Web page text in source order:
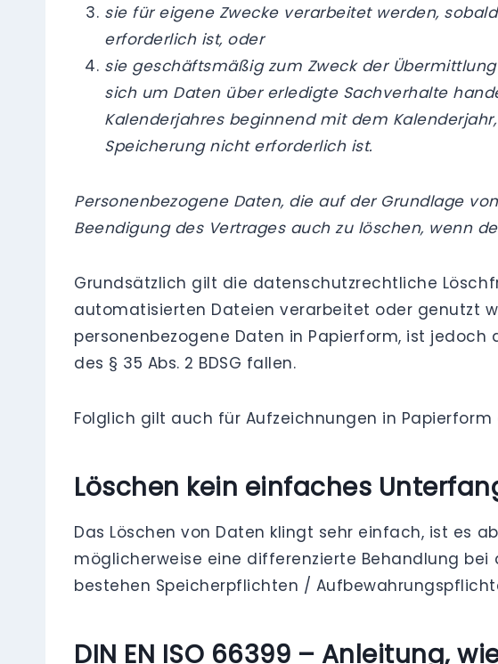
sie für eigene Zwecke verarbeitet werden,
erforderlich ist, oder
sie geschäftsmäßig zum Zweck der
sich um Daten über erledigte Sachverhalte
Kalenderjahres beginnend mit dem
Speicherung nicht erforderlich ist.
Personenbezogene Daten, die auf der Grundlage
Beendigung des Vertrages auch zu löschen, wenn
Grundsätzlich gilt die datenschutzrechtliche
automatisierten Dateien verarbeitet oder genutzt
personenbezogene Daten in Papierform, ist jedoch
des § 35 Abs. 2 BDSG fallen.
Folglich gilt auch für Aufzeichnungen in Papierform
Löschen kein einfaches
Das Löschen von Daten klingt sehr einfach, ist es
möglicherweise eine differenzierte Behandlung bei
bestehen Speicherpflichten /
DIN EN ISO 66399 – Anleitung,